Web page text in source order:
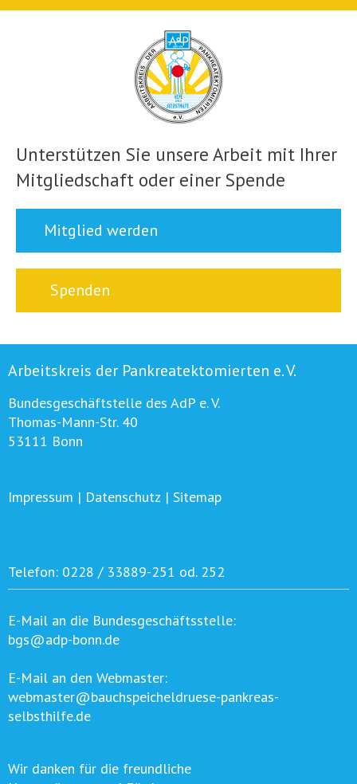
Unterstützen Sie unsere Arbeit mit Ihrer
Mitgliedschaft oder einer Spende
Mitglied werden
Spenden
Arbeitskreis der Pankreatektomierten e. V.
Bundesgeschäftstelle des AdP e. V.
Thomas-Mann-Str. 40
53111 Bonn
Impressum | Datenschutz | Sitemap
Telefon: 0228 / 33889-251 od. 252
E-Mail an die Bundesgeschäftsstelle:
bgs@adp-bonn.de
E-Mail an den Webmaster:
webmaster@bauchspeicheldruese-pankreas-
selbsthilfe.de
Wir danken für die freundliche